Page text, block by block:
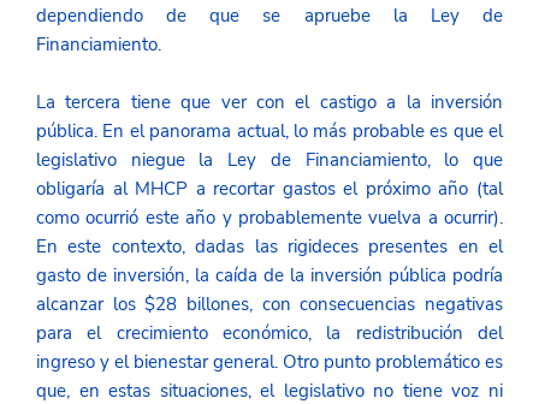
dependiendo de que se apruebe la Ley de
Financiamiento.
La tercera tiene que ver con el castigo a la inversión
pública. En el panorama actual, lo más probable es que el
legislativo niegue la Ley de Financiamiento, lo que
obligaría al MHCP a recortar gastos el próximo año (tal
como ocurrió este año y probablemente vuelva a ocurrir).
En este contexto, dadas las rigideces presentes en el
gasto de inversión, la caída de la inversión pública podría
alcanzar los $28 billones, con consecuencias negativas
para el crecimiento económico, la redistribución del
ingreso y el bienestar general. Otro punto problemático es
que, en estas situaciones, el legislativo no tiene voz ni